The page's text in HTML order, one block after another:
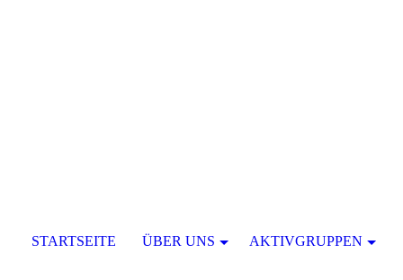
STARTSEITE ÜBER UNS AKTIVGRUPPEN